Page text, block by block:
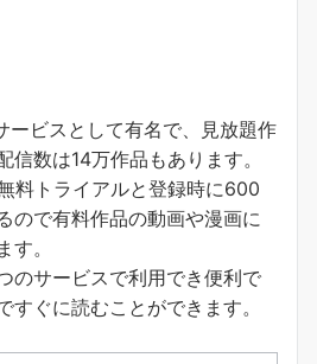
ービスとして有名で、見放題作
信数は14万作品もあります。
料トライアルと登録時に600
ので有料作品の動画や漫画に
。
のサービスで利用でき便利で
すぐに読むことができます。